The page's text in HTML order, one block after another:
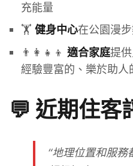
充能量
🏋️ 健身中心在公園漫
👨‍👩‍👧‍👦 適合家庭提
經驗豐富的、樂於助人
💬 近期住客
“地理位置和服